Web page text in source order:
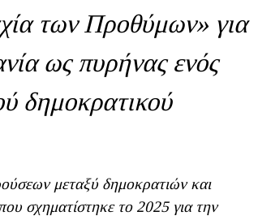
των Προθύμων» για
ως πυρήνας ενός
δημοκρατικού
μεταξύ δημοκρατιών και
σχηματίστηκε το 2025 για την